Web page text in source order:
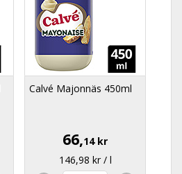
Calvé Majonnäs 450ml
66,14 kr
146,98 kr / l